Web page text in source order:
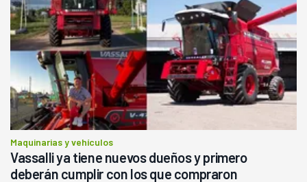
Maquinarias y vehículos
Vassalli ya tiene nuevos dueños y primero
deberán cumplir con los que compraron